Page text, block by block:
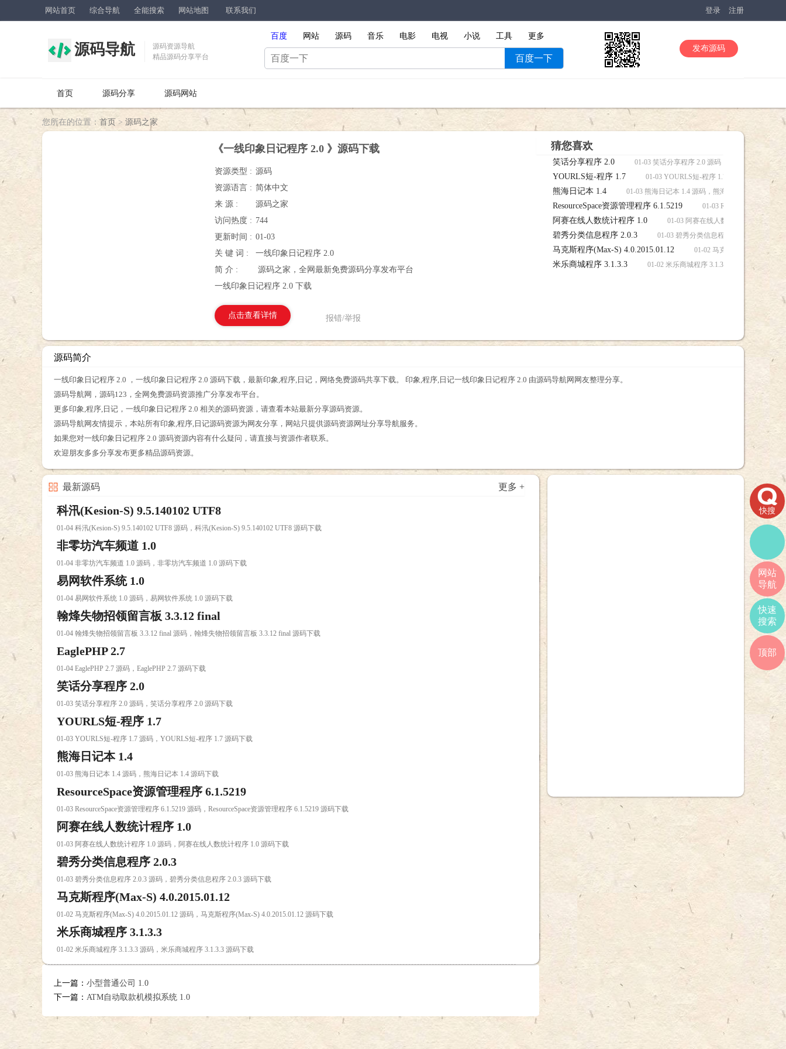
网站首页 综合导航 全能搜索 网站地图 联系我们 登录 注册
源码导航
源码资源导航
精品源码分享平台
百度 网站 源码 音乐 电影 电视 小说 工具 更多
百度一下
发布源码
首页 源码分享 源码网站
您所在的位置： 首页 > 源码之家
《一线印象日记程序 2.0 》源码下载
资源类型 : 源码
资源语言 : 简体中文
来 源 :
源码之家
访问热度 : 744
更新时间 : 01-03
关 键 词 :
一线印象日记程序 2.0
简 介 :
源码之家，全网最新免费源码分享发布平台
一线印象日记程序 2.0 下载
点击查看详情 报错/举报
猜您喜欢
笑话分享程序 2.0 01-03 笑话分享程序 2.0 源码，笑话分享程序 2.0
YOURLS短-程序 1.7 01-03 YOURLS短-程序 1.7 源码，YOURLS
熊海日记本 1.4 01-03 熊海日记本 1.4 源码，熊海日记本 1.4 源码下
ResourceSpace资源管理程序 6.1.5219 01-03 ResourceSpace资源
阿赛在线人数统计程序 1.0 01-03 阿赛在线人数统计程序 1.0 源
碧秀分类信息程序 2.0.3 01-03 碧秀分类信息程序 2.0.3 源码，碧
马克斯程序(Max-S) 4.0.2015.01.12 01-02 马克斯程序(Max-S)
米乐商城程序 3.1.3.3 01-02 米乐商城程序 3.1.3.3 源码，米乐商城
源码简介
一线印象日记程序 2.0 ，一线印象日记程序 2.0 源码下载，最新印象,程序,日记，网络免费源码共享下载。 印象,程序,日记一线印象日记程序 2.0 由源码导航网网友整理分享。
源码导航网，源码123，全网免费源码资源推广分享发布平台。
更多印象,程序,日记，一线印象日记程序 2.0 相关的源码资源，请查看本站最新分享源码资源。
源码导航网友情提示，本站所有印象,程序,日记源码资源为网友分享，网站只提供源码资源网址分享导航服务。
如果您对一线印象日记程序 2.0 源码资源内容有什么疑问，请直接与资源作者联系。
欢迎朋友多多分享发布更多精品源码资源。
最新源码 更多 +
科汛(Kesion-S) 9.5.140102 UTF8
01-04 科汛(Kesion-S) 9.5.140102 UTF8 源码，科汛(Kesion-S) 9.5.140102 UTF8 源码下载
非零坊汽车频道 1.0
01-04 非零坊汽车频道 1.0 源码，非零坊汽车频道 1.0 源码下载
易网软件系统 1.0
01-04 易网软件系统 1.0 源码，易网软件系统 1.0 源码下载
翰烽失物招领留言板 3.3.12 final
01-04 翰烽失物招领留言板 3.3.12 final 源码，翰烽失物招领留言板 3.3.12 final 源码下载
EaglePHP 2.7
01-04 EaglePHP 2.7 源码，EaglePHP 2.7 源码下载
笑话分享程序 2.0
01-03 笑话分享程序 2.0 源码，笑话分享程序 2.0 源码下载
YOURLS短-程序 1.7
01-03 YOURLS短-程序 1.7 源码，YOURLS短-程序 1.7 源码下载
熊海日记本 1.4
01-03 熊海日记本 1.4 源码，熊海日记本 1.4 源码下载
ResourceSpace资源管理程序 6.1.5219
01-03 ResourceSpace资源管理程序 6.1.5219 源码，ResourceSpace资源管理程序 6.1.5219 源码下载
阿赛在线人数统计程序 1.0
01-03 阿赛在线人数统计程序 1.0 源码，阿赛在线人数统计程序 1.0 源码下载
碧秀分类信息程序 2.0.3
01-03 碧秀分类信息程序 2.0.3 源码，碧秀分类信息程序 2.0.3 源码下载
马克斯程序(Max-S) 4.0.2015.01.12
01-02 马克斯程序(Max-S) 4.0.2015.01.12 源码，马克斯程序(Max-S) 4.0.2015.01.12 源码下载
米乐商城程序 3.1.3.3
01-02 米乐商城程序 3.1.3.3 源码，米乐商城程序 3.1.3.3 源码下载
上一篇： 小型普通公司 1.0
下一篇： ATM自动取款机模拟系统 1.0
快搜
网站
导航
快速
搜索
顶部